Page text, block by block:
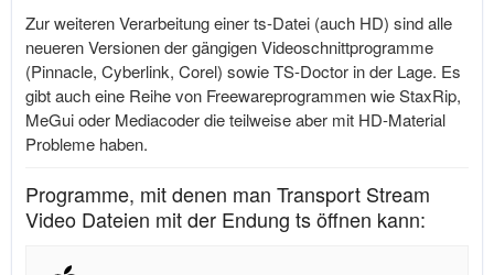
Zur weiteren Verarbeitung einer ts-Datei (auch HD) sind alle
neueren Versionen der gängigen Videoschnittprogramme
(Pinnacle, Cyberlink, Corel) sowie TS-Doctor in der Lage. Es
gibt auch eine Reihe von Freewareprogrammen wie StaxRip,
MeGui oder Mediacoder die teilweise aber mit HD-Material
Probleme haben.
Programme, mit denen man Transport Stream
Video Dateien mit der Endung ts öffnen kann: